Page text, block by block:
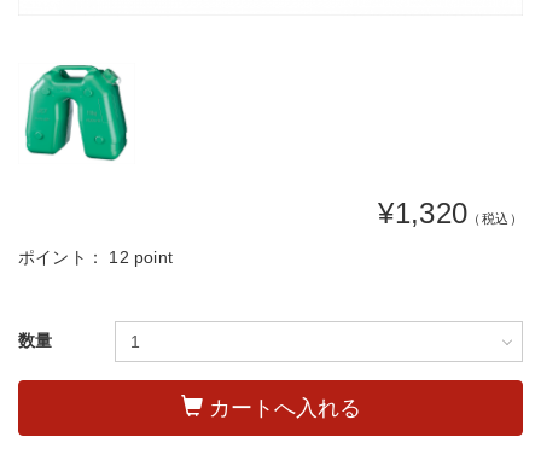
¥1,320 （税込）
ポイント： 12 point
数量
カートへ入れる